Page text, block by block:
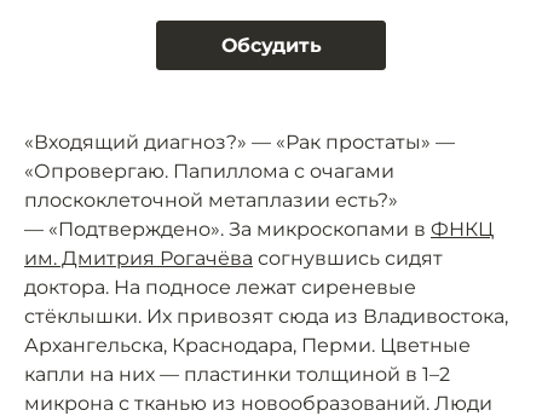
Обсудить
«Входящий диагноз?» — «Рак простаты» —
«Опровергаю. Папиллома с очагами
плоскоклеточной метаплазии есть?»
— «Подтверждено». За микроскопами в ФНКЦ
им. Дмитрия Рогачёва согнувшись сидят
доктора. На подносе лежат сиреневые
стёклышки. Их привозят сюда из Владивостока,
Архангельска, Краснодара, Перми. Цветные
капли на них — пластинки толщиной в 1–2
микрона с тканью из новообразований. Люди